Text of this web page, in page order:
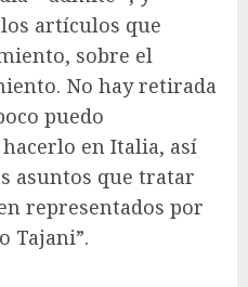
artículos que
sobre el
No hay retirada
puedo
en Italia, así
asuntos que tratar
representados por
Tajani”.